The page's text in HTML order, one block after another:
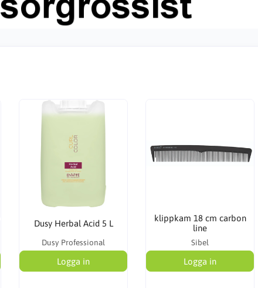
Dusy Herbal Acid 5 L
Dusy Professional
Logga in
klippkam 18 cm carbon
line
Sibel
Logga in